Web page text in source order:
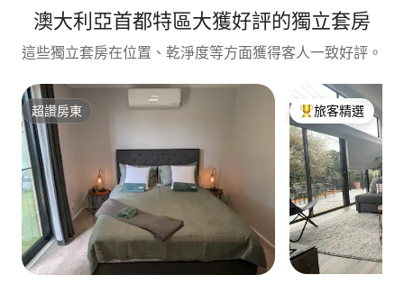
澳大利亞首都特區大獲好評的獨立套房
這些獨立套房在位置、乾淨度等方面獲得客人一致好評。
超讚房東
超讚房東 旅客精選榜首
旅客精選